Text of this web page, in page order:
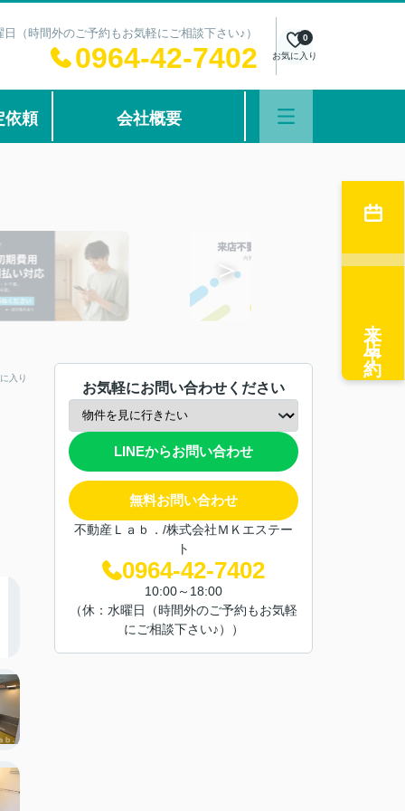
（時間外のご予約もお気軽にご相談下さい♪）
0964-42-7402 お気に入り
0
依頼 会社概要
入り
お気軽にお問い合わせください
LINEからお問い合わせ
無料お問い合わせ
不動産Ｌａｂ．/株式会社ＭＫエステー
ト
0964-42-7402
10:00～18:00
（休：水曜日（時間外のご予約もお気軽
にご相談下さい♪））
来店予約